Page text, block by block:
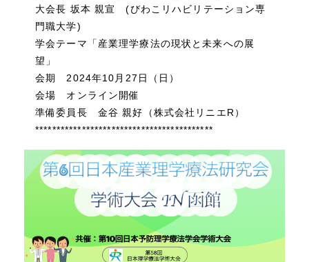
大会長 坂本 親宣 (びわこリハビリテーション専
門職大学)
学会テーマ「産業理学療法の現状と未来への展
望」
会期 2024年10月27日（日）
会場 オンライン開催
準備委員長 金谷 親好（株式会社リニエR）
******************************************